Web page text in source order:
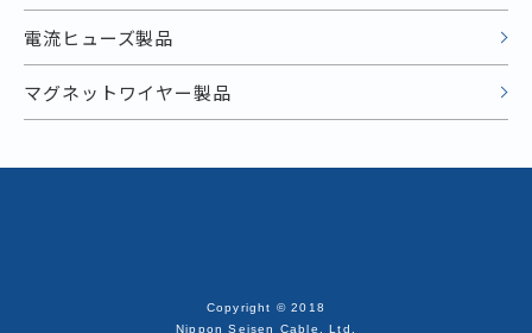
電流ヒューズ製品
マグネットワイヤー製品
Copyright © 2018
Nippon Seisen Cable, Ltd.